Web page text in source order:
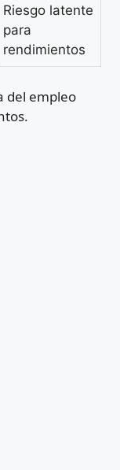
Riesgo latente
para
rendimientos
del empleo